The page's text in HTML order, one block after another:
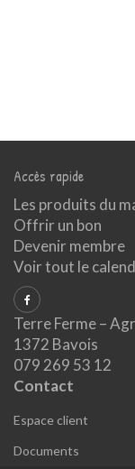
Accès rapide
Les produits du
Offrir un bon
Devenir membre
Voir tout le
Terre Ferme –
1372 Bavois
079 269 53 12
Contact
Espace client
Documents